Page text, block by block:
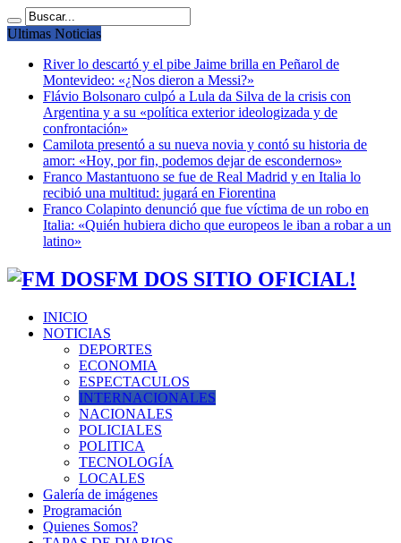
Ultimas Noticias
River lo descartó y el pibe Jaime brilla en Peñarol de
Montevideo: «¿Nos dieron a Messi?»
Flávio Bolsonaro culpó a Lula da Silva de la crisis con
Argentina y a su «política exterior ideologizada y de
confrontación»
Camilota presentó a su nueva novia y contó su historia de
amor: «Hoy, por fin, podemos dejar de escondernos»
Franco Mastantuono se fue de Real Madrid y en Italia lo
recibió una multitud: jugará en Fiorentina
Franco Colapinto denunció que fue víctima de un robo en
Italia: «Quién hubiera dicho que europeos le iban a robar a un
latino»
FM DOS SITIO OFICIAL!
INICIO
NOTICIAS
DEPORTES
ECONOMIA
ESPECTACULOS
INTERNACIONALES
NACIONALES
POLICIALES
POLITICA
TECNOLOGÍA
LOCALES
Galería de imágenes
Programación
Quienes Somos?